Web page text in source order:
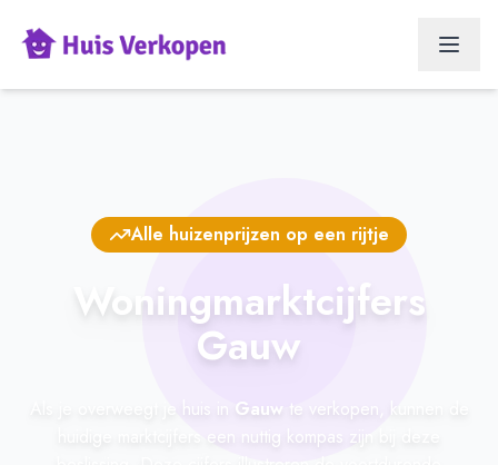
Alle huizenprijzen op een rijtje
Woningmarktcijfers
Gauw
Als je overweegt je huis in Gauw te verkopen, kunnen de
huidige marktcijfers een nuttig kompas zijn bij deze